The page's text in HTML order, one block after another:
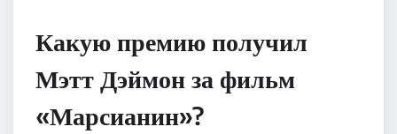
Какую премию получил
Мэтт Дэймон за фильм
«Марсианин»?